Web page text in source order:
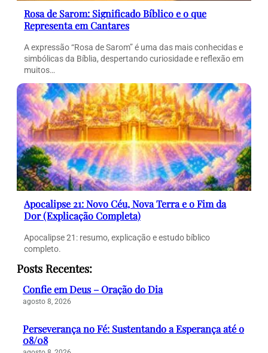
Rosa de Sarom: Significado Bíblico e o que
Representa em Cantares
A expressão “Rosa de Sarom” é uma das mais conhecidas e
simbólicas da Bíblia, despertando curiosidade e reflexão em
muitos…
Apocalipse 21: Novo Céu, Nova Terra e o Fim da
Dor (Explicação Completa)
Apocalipse 21: resumo, explicação e estudo bíblico
completo.
Posts Recentes:
Confie em Deus – Oração do Dia
agosto 8, 2026
Perseverança no Fé: Sustentando a Esperança até o
08/08